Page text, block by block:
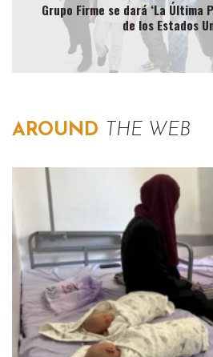
Grupo Firme se dará ‘La Última
de los Estados
AROUND THE WEB